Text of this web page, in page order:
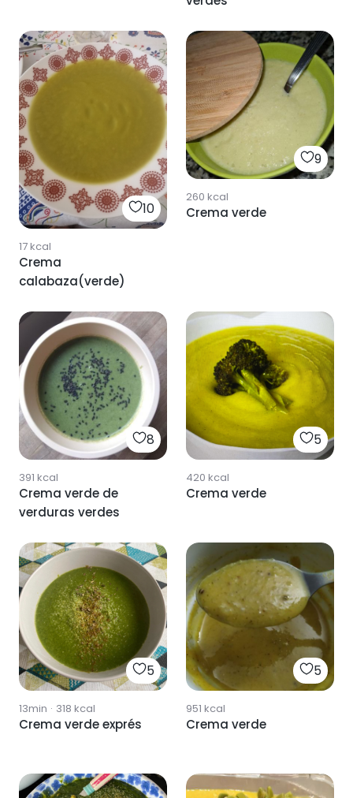
10
17kcal
Crema
calabaza(verde)
9
260 kcal
Crema verde
8
391 kcal
Crema verde de
verduras verdes
5
420 kcal
Crema verde
5
13min · 318 kcal
Crema verde exprés
5
951 kcal
Crema verde